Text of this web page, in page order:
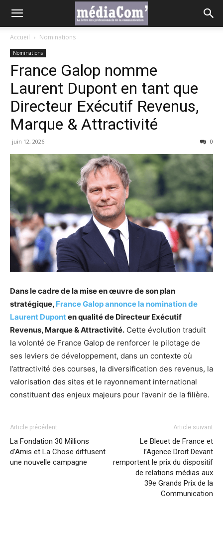
Accueil Nominations
Nominations
France Galop nomme
Laurent Dupont en tant que
Directeur Exécutif Revenus,
Marque & Attractivité
juin 12, 2026 0
Dans le cadre de la mise en œuvre de son plan
stratégique, France Galop annonce la nomination de
Laurent Duponten qualité de Directeur Exécutif
Revenus, Marque & Attractivité. Cette évolution traduit
la volonté de France Galop de renforcer le pilotage de
ses leviers de développement, dans un contexte où
l’attractivité des courses, la diversification des revenus, la
valorisation des sites et le rayonnement international
constituent des enjeux majeurs pour l’avenir de la filière.
Article précédent
La Fondation 30 Millions
d’Amis et La Chose diffusent
une nouvelle campagne
Article suivant
Le Bleuet de France et
l’Agence Droit Devant
remportent le prix du dispositif
de relations médias aux
39e Grands Prix de la
Communication